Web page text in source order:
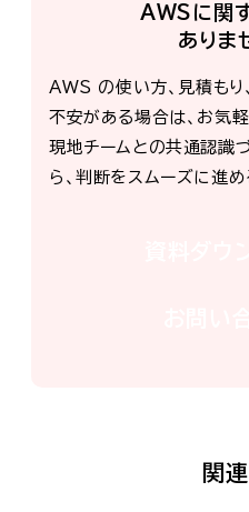
AWSに関
ありま
AWS の使い方、見積もり
不安がある場合は、お気
現地チームとの共通認識
ら、判断をスムーズに進
関